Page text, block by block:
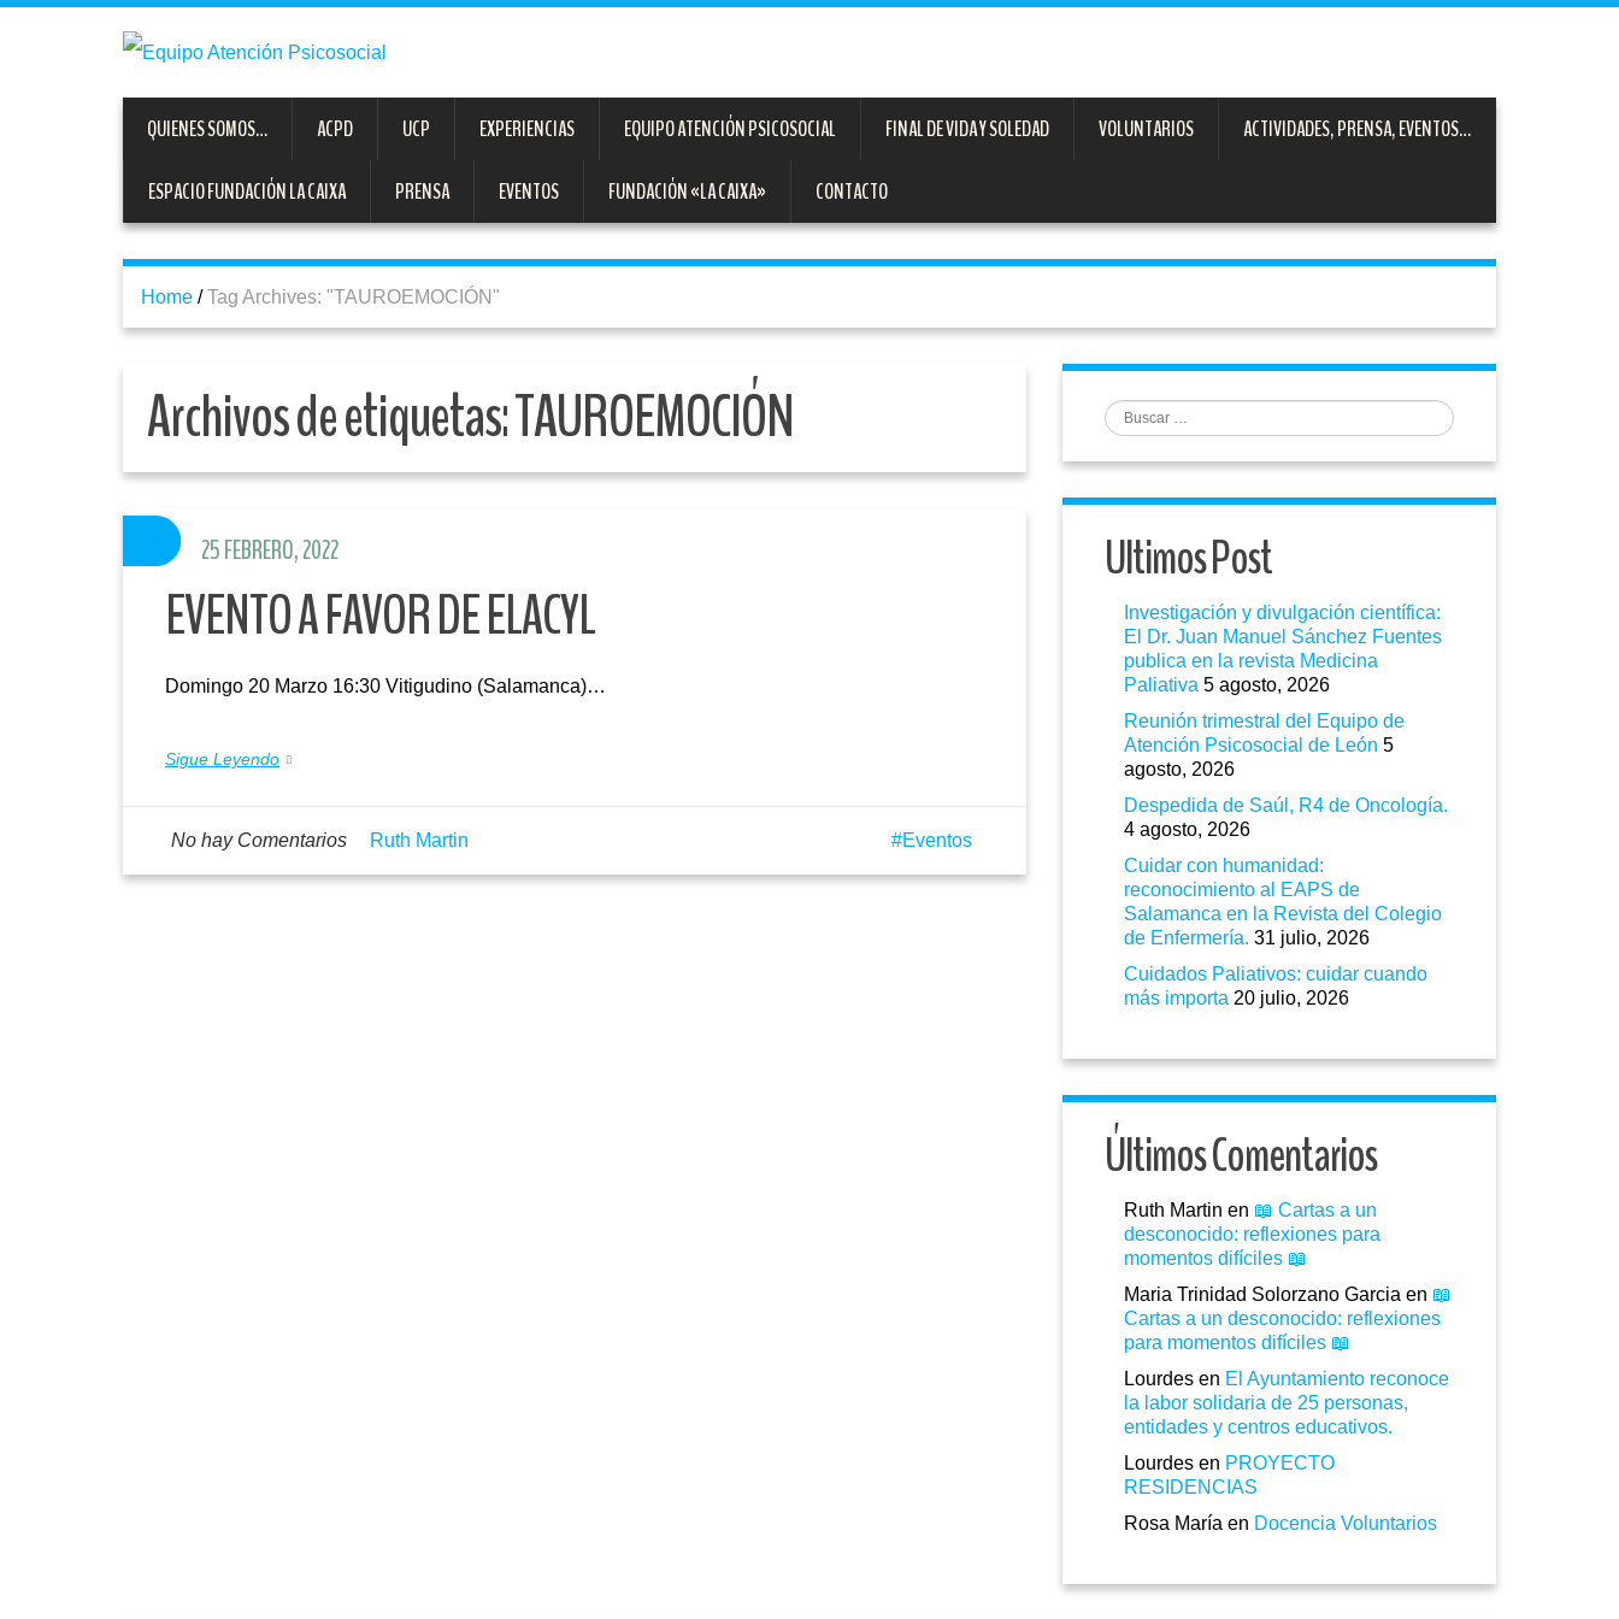
QUIENES SOMOS… ACPD UCP EXPERIENCIAS EQUIPO ATENCIÓN PSICOSOCIAL FINAL DE VIDA Y SOLEDAD VOLUNTARIOS ACTIVIDADES, PRENSA, EVENTOS…
ESPACIO FUNDACIÓN LA CAIXA PRENSA EVENTOS FUNDACIÓN «LA CAIXA» CONTACTO
Home / Tag Archives: "TAUROEMOCIÓN"
Archivos de etiquetas:TAUROEMOCIÓN
EVENTO A FAVOR DE ELACYL
Domingo 20 Marzo 16:30 Vitigudino (Salamanca)…
Sigue Leyendo
25 FEBRERO, 2022
Eventos
No hay Comentarios Ruth Martin
Buscar
Ultimos Post
Investigación y divulgación científica:
El Dr. Juan Manuel Sánchez Fuentes
publica en la revista Medicina
Paliativa 5 agosto, 2026
Reunión trimestral del Equipo de
Atención Psicosocial de León 5
agosto, 2026
Despedida de Saúl, R4 de Oncología.
4 agosto, 2026
Cuidar con humanidad:
reconocimiento al EAPS de
Salamanca en la Revista del Colegio
de Enfermería. 31 julio, 2026
Cuidados Paliativos: cuidar cuando
más importa 20 julio, 2026
Últimos Comentarios
Ruth Martin en 📖 Cartas a un
desconocido: reflexiones para
momentos difíciles 📖
Maria Trinidad Solorzano Garcia en 📖
Cartas a un desconocido: reflexiones
para momentos difíciles 📖
Lourdes en El Ayuntamiento reconoce
la labor solidaria de 25 personas,
entidades y centros educativos.
Lourdes en PROYECTO
RESIDENCIAS
Rosa María en Docencia Voluntarios